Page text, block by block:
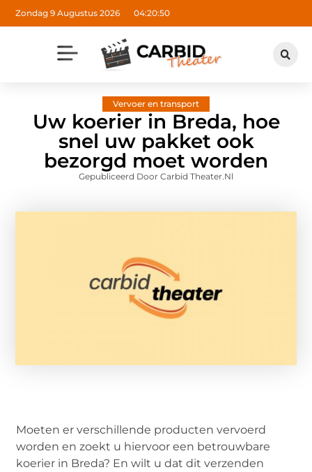
Zondag 9 Augustus 2026 04:20:51
Vervoer en transport
Uw koerier in Breda, hoe
snel uw pakket ook
bezorgd moet worden
Gepubliceerd Door Carbid Theater.nl
Moeten er verschillende producten vervoerd
worden en zoekt u hiervoor een betrouwbare
koerier in Breda? En wilt u dat dit verzenden